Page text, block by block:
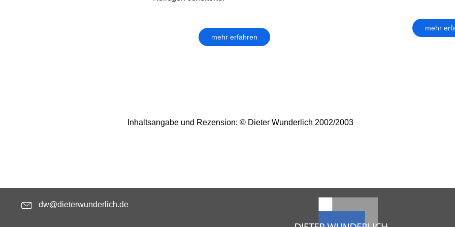
mehr erfahren
mehr
Inhaltsangabe und Rezension: © Dieter Wunderlich 2002/2003
dw@dieterwunderlich.de